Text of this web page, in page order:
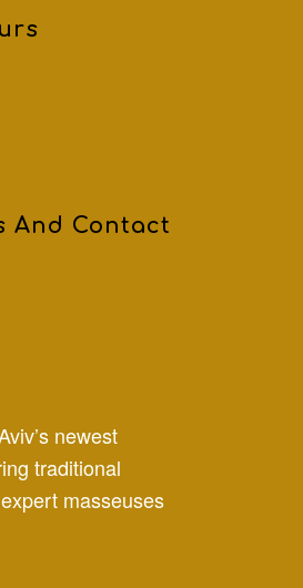
And Contact
newest
traditional
masseuses